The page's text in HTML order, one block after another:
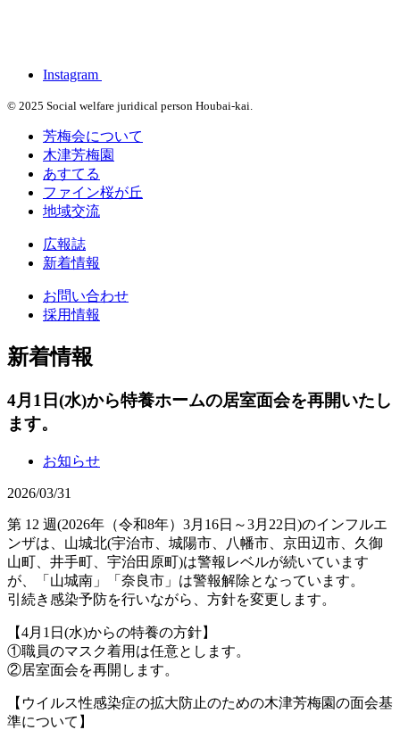
Instagram
© 2025 Social welfare juridical person Houbai-kai.
芳梅会について
木津芳梅園
あすてる
ファイン桜が丘
地域交流
広報誌
新着情報
お問い合わせ
採用情報
新着情報
4月1日(水)から特養ホームの居室面会を再開いたし
ます。
お知らせ
2026/03/31
第 12 週(2026年（令和8年）3月16日～3月22日)のインフルエ
ンザは、山城北(宇治市、城陽市、八幡市、京田辺市、久御
山町、井手町、宇治田原町)は警報レベルが続いています
が、「山城南」「奈良市」は警報解除となっています。
引続き感染予防を行いながら、方針を変更します。
【4月1日(水)からの特養の方針】
①職員のマスク着用は任意とします。
②居室面会を再開 します。
【ウイルス性感染症の拡大防止のための木津芳梅園の面会基
準について】